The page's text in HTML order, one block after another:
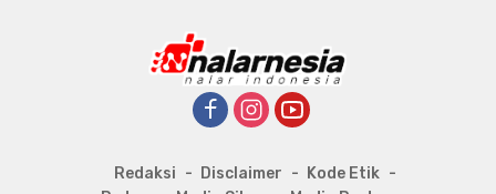
Redaksi Disclaimer
Kode Etik